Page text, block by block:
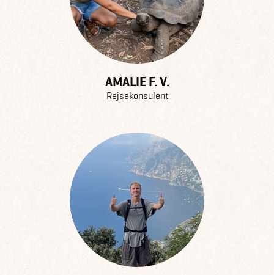
AMALIE F. V.
Rejsekonsulent